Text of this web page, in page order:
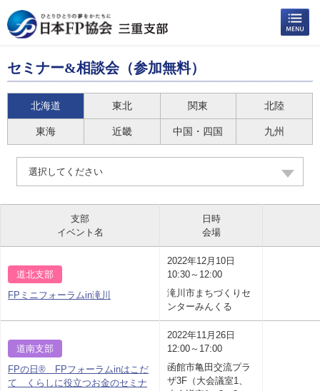
セミナー&相談会（参加無料）
北海道 東北 関東 北陸
東海 近畿 中国・四国 九州
選択してください
支部
イベント名
日時
会場
道北支部
FPミニフォーラムin滝川
2022年12月10日
10:30～12:00
滝川市まちづくりセ
ンターみんくる
道南支部
FPの日® FPフォーラムinはこだ
て くらしに役立つお金のセミナ
2022年11月26日
12:00～17:00
函館市亀田交流プラ
ザ3F（大会議室1、